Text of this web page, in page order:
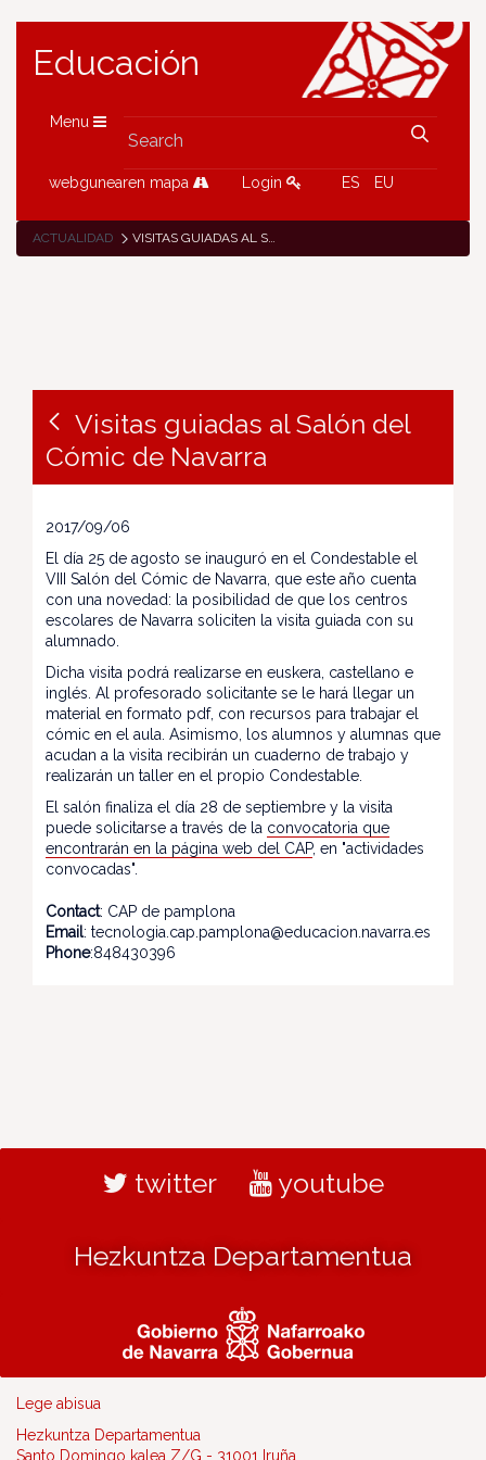
Educación
Menu
webgunearen mapa Login ES EU
ACTUALIDAD VISITAS GUIADAS AL SALÓN DEL CÓMIC DE NAVARRA
Visitas guiadas al Salón del
Cómic de Navarra
2017/09/06
El día 25 de agosto se inauguró en el Condestable el
VIII Salón del Cómic de Navarra, que este año cuenta
con una novedad: la posibilidad de que los centros
escolares de Navarra soliciten la visita guiada con su
alumnado.
Dicha visita podrá realizarse en euskera, castellano e
inglés. Al profesorado solicitante se le hará llegar un
material en formato pdf, con recursos para trabajar el
cómic en el aula. Asimismo, los alumnos y alumnas que
acudan a la visita recibirán un cuaderno de trabajo y
realizarán un taller en el propio Condestable.
El salón finaliza el día 28 de septiembre y la visita
puede solicitarse a través de la convocatoria que
encontrarán en la página web del CAP, en "actividades
convocadas".
Contact: CAP de pamplona
Email: tecnologia.cap.pamplona@educacion.navarra.es
Phone:848430396
twitter youtube
Hezkuntza Departamentua
Lege abisua
Hezkuntza Departamentua
Santo Domingo kalea Z/G - 31001 Iruña